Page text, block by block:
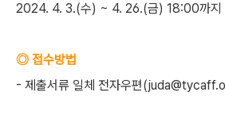
2024. 4. 3.(수) ~ 4. 26.(금) 18:00까지
◎ 접수방법
- 제출서류 일체 전자우편